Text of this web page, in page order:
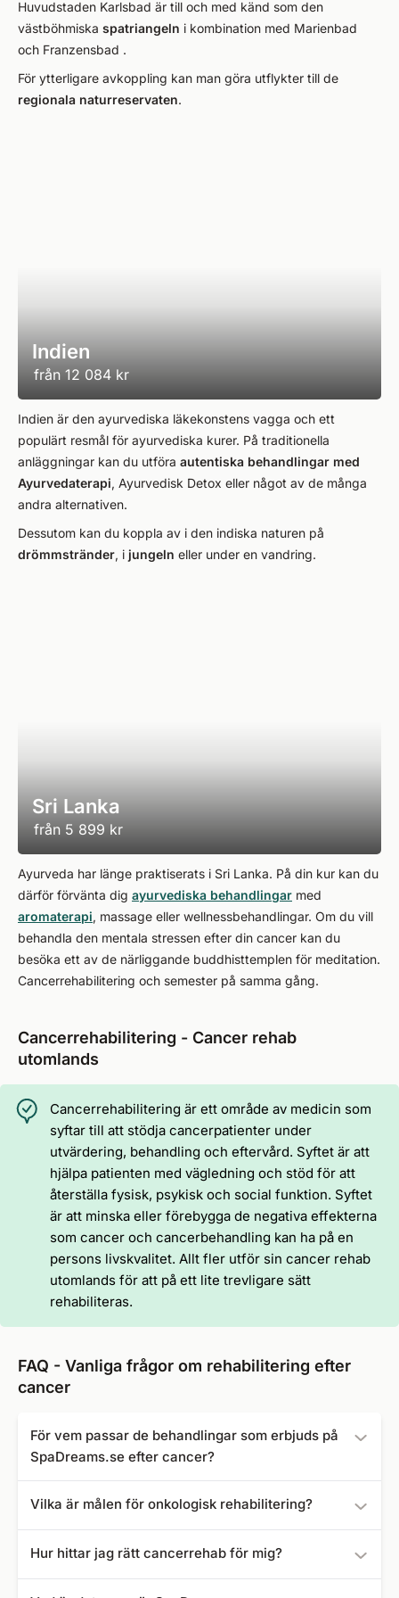
Huvudstaden Karlsbad är till och med känd som den
västböhmiska spatriangeln i kombination med Marienbad
och Franzensbad .
För ytterligare avkoppling kan man göra utflykter till de
regionala naturreservaten.
Indien
från 12 084 kr
Indien är den ayurvediska läkekonstens vagga och ett
populärt resmål för ayurvediska kurer. På traditionella
anläggningar kan du utföra autentiska behandlingar med
Ayurvedaterapi, Ayurvedisk Detox eller något av de många
andra alternativen.
Dessutom kan du koppla av i den indiska naturen på
drömmstränder, i jungeln eller under en vandring.
Sri Lanka
från 5 899 kr
Ayurveda har länge praktiserats i Sri Lanka. På din kur kan du
därför förvänta dig ayurvediska behandlingar med
aromaterapi, massage eller wellnessbehandlingar. Om du vill
behandla den mentala stressen efter din cancer kan du
besöka ett av de närliggande buddhisttemplen för meditation.
Cancerrehabilitering och semester på samma gång.
Cancerrehabilitering - Cancer rehab
utomlands
Cancerrehabilitering är ett område av medicin som
syftar till att stödja cancerpatienter under
utvärdering, behandling och eftervård. Syftet är att
hjälpa patienten med vägledning och stöd för att
återställa fysisk, psykisk och social funktion. Syftet
är att minska eller förebygga de negativa effekterna
som cancer och cancerbehandling kan ha på en
persons livskvalitet. Allt fler utför sin cancer rehab
utomlands för att på ett lite trevligare sätt
rehabiliteras.
FAQ - Vanliga frågor om rehabilitering efter
cancer
För vem passar de behandlingar som erbjuds på
SpaDreams.se efter cancer?
cancer. Vissa boenden är anpassade för särskilda
grupper, t.ex. vuxna eller pensionärer.
Vilka är målen för onkologisk rehabilitering?
hjälpa till att lindra eller eliminera de fysiska och
känslomässiga effekterna av tumörsjukdomen.
Hur hittar jag rätt cancerrehab för mig?